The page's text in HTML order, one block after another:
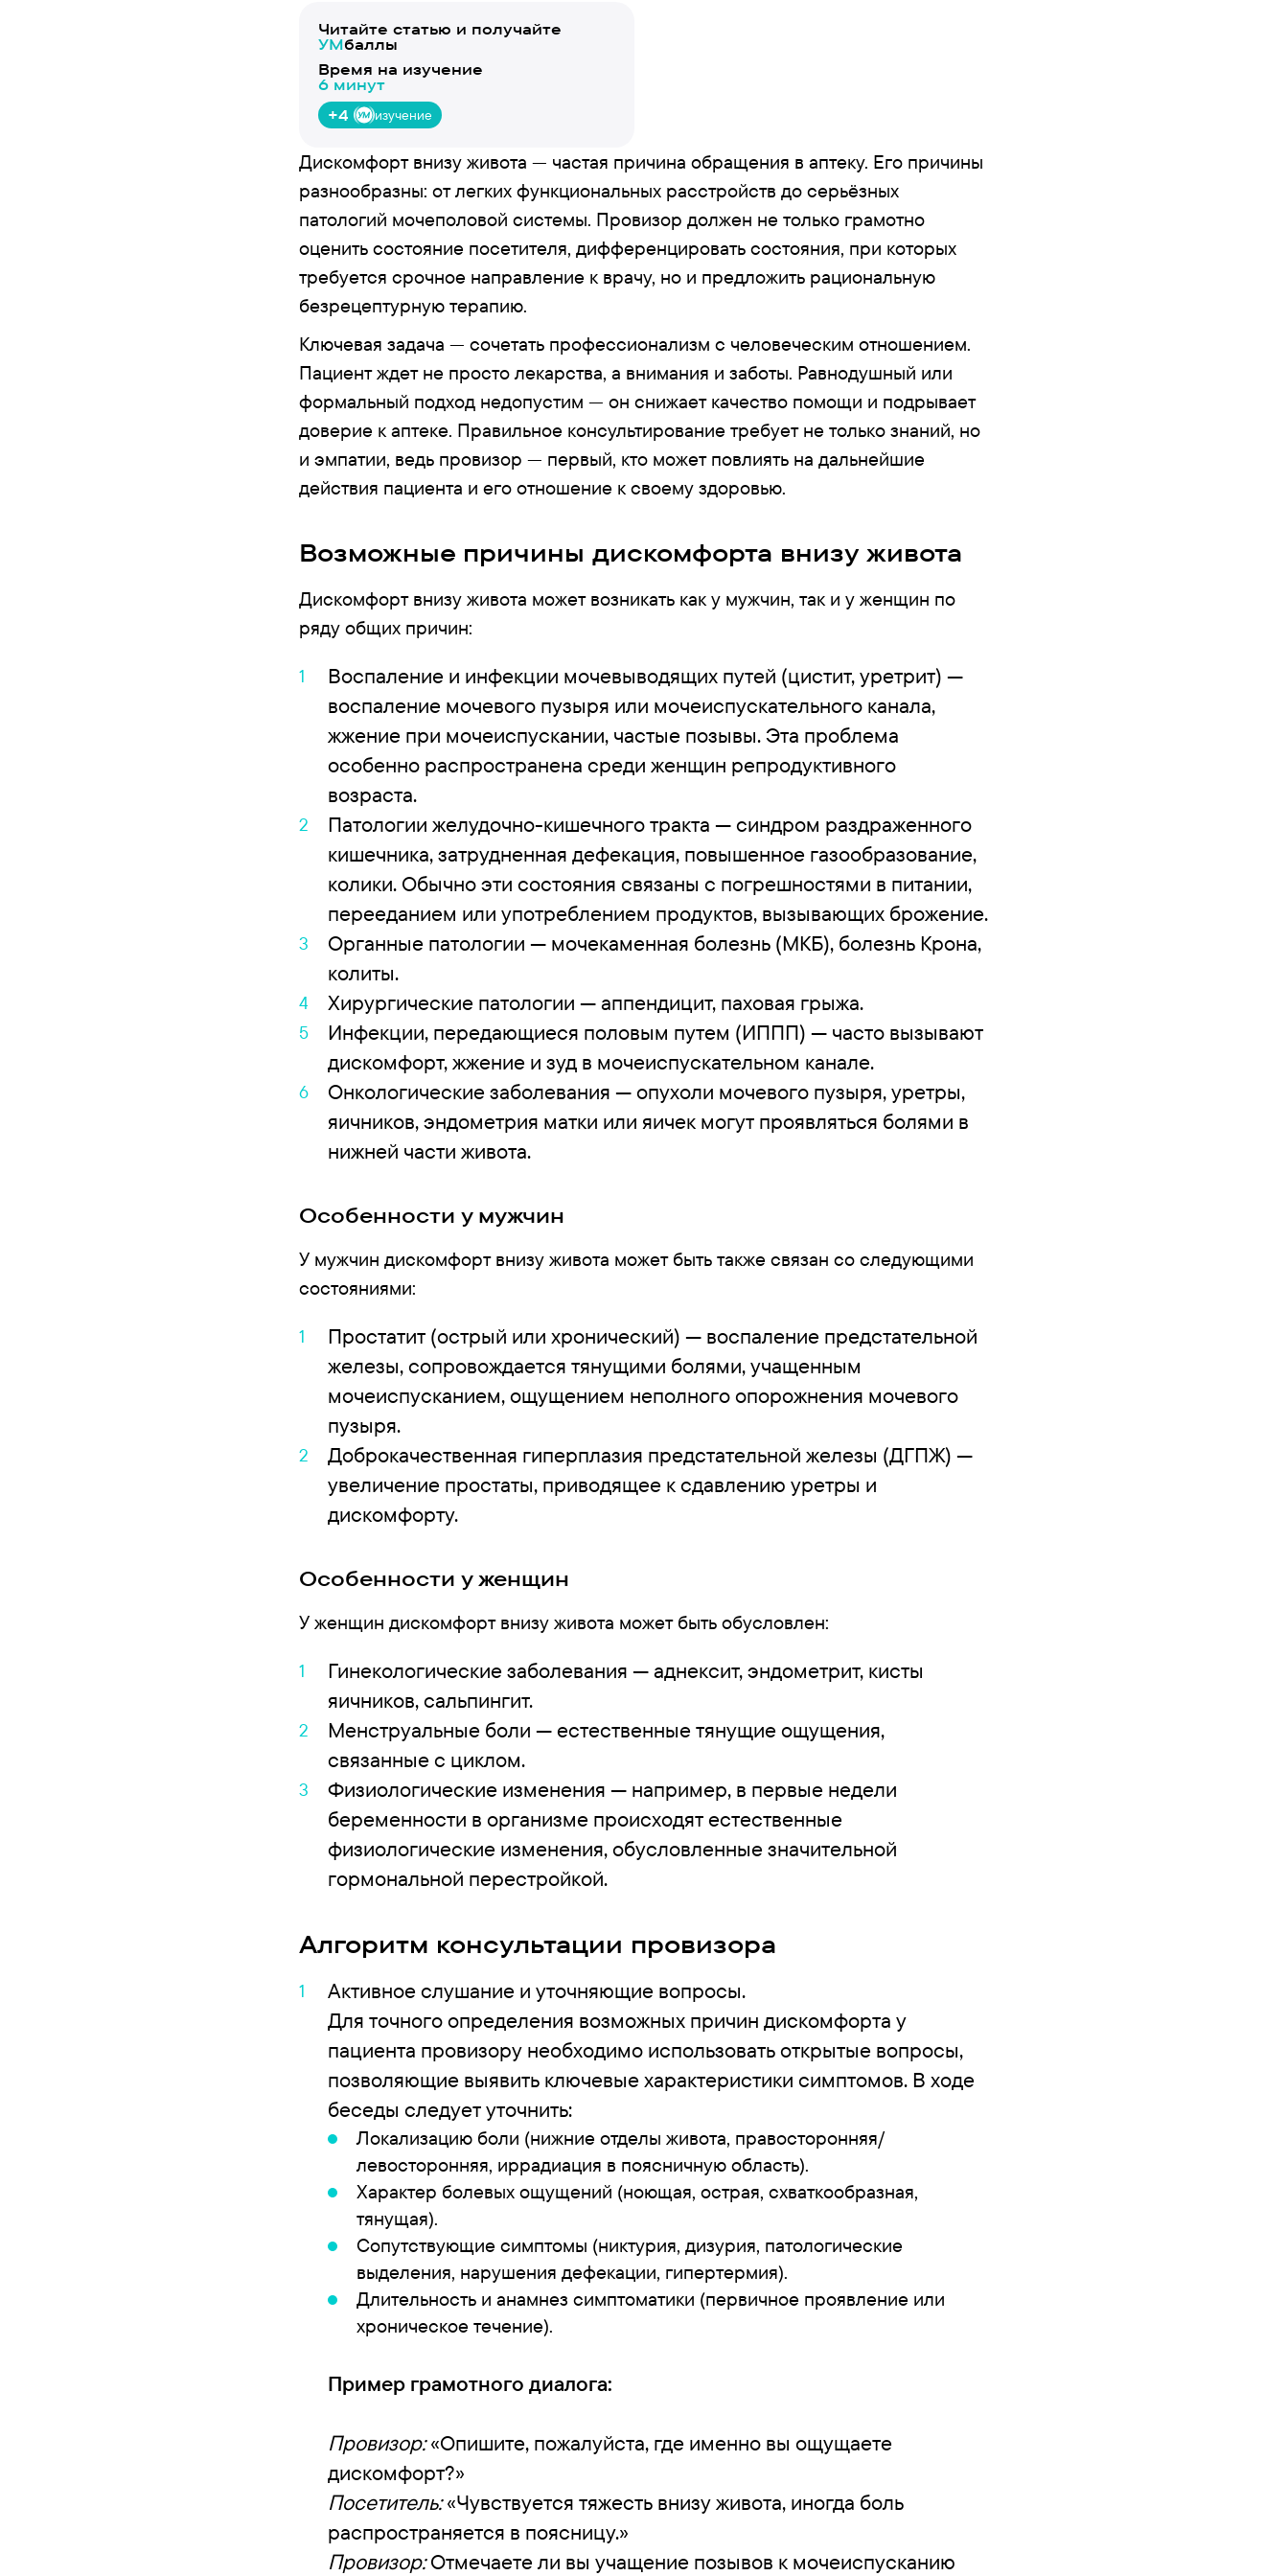
Читайте статью и получайте
УМбаллы
Время на изучение
6 минут
+4
изучение
Дискомфорт внизу живота — частая причина обращения в аптеку. Его причины
разнообразны: от легких функциональных расстройств до серьёзных
патологий мочеполовой системы. Провизор должен не только грамотно
оценить состояние посетителя, дифференцировать состояния, при которых
требуется срочное направление к врачу, но и предложить рациональную
безрецептурную терапию.
Ключевая задача — сочетать профессионализм с человеческим отношением.
Пациент ждет не просто лекарства, а внимания и заботы. Равнодушный или
формальный подход недопустим — он снижает качество помощи и подрывает
доверие к аптеке. Правильное консультирование требует не только знаний, но
и эмпатии, ведь провизор — первый, кто может повлиять на дальнейшие
действия пациента и его отношение к своему здоровью.
Возможные причины дискомфорта внизу живота
Дискомфорт внизу живота может возникать как у мужчин, так и у женщин по
ряду общих причин:
Воспаление и инфекции мочевыводящих путей (цистит, уретрит) —
воспаление мочевого пузыря или мочеиспускательного канала,
жжение при мочеиспускании, частые позывы. Эта проблема
особенно распространена среди женщин репродуктивного
возраста.
Патологии желудочно-кишечного тракта — синдром раздраженного
кишечника, затрудненная дефекация, повышенное газообразование,
колики. Обычно эти состояния связаны с погрешностями в питании,
перееданием или употреблением продуктов, вызывающих брожение.
Органные патологии — мочекаменная болезнь (МКБ), болезнь Крона,
колиты.
Хирургические патологии — аппендицит, паховая грыжа.
Инфекции, передающиеся половым путем (ИППП) — часто вызывают
дискомфорт, жжение и зуд в мочеиспускательном канале.
Онкологические заболевания — опухоли мочевого пузыря, уретры,
яичников, эндометрия матки или яичек могут проявляться болями в
нижней части живота.
Особенности у мужчин
У мужчин дискомфорт внизу живота может быть также связан со следующими
состояниями:
Простатит (острый или хронический) — воспаление предстательной
железы, сопровождается тянущими болями, учащенным
мочеиспусканием, ощущением неполного опорожнения мочевого
пузыря.
Доброкачественная гиперплазия предстательной железы (ДГПЖ) —
увеличение простаты, приводящее к сдавлению уретры и
дискомфорту.
Особенности у женщин
У женщин дискомфорт внизу живота может быть обусловлен:
Гинекологические заболевания — аднексит, эндометрит, кисты
яичников, сальпингит.
Менструальные боли — естественные тянущие ощущения,
связанные с циклом.
Физиологические изменения — например, в первые недели
беременности в организме происходят естественные
физиологические изменения, обусловленные значительной
гормональной перестройкой.
Алгоритм консультации провизора
Активное слушание и уточняющие вопросы.
Для точного определения возможных причин дискомфорта у
пациента провизору необходимо использовать открытые вопросы,
позволяющие выявить ключевые характеристики симптомов. В ходе
беседы следует уточнить:
Локализацию боли (нижние отделы живота, правосторонняя/
левосторонняя, иррадиация в поясничную область).
Характер болевых ощущений (ноющая, острая, схваткообразная,
тянущая).
Сопутствующие симптомы (никтурия, дизурия, патологические
выделения, нарушения дефекации, гипертермия).
Длительность и анамнез симптоматики (первичное проявление или
хроническое течение).
Пример грамотного диалога:
Провизор:«Опишите, пожалуйста, где именно вы ощущаете
дискомфорт?»
Посетитель:«Чувствуется тяжесть внизу живота, иногда боль
распространяется в поясницу.»
Провизор:Отмечаете ли вы учащение позывов к мочеиспусканию